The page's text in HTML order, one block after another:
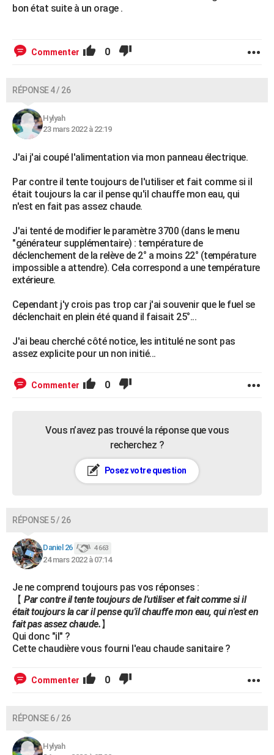
bon état suite à un orage .
Commenter 0
RÉPONSE 4 / 26
Hylyah
23 mars 2022 à 22:19
J'ai j'ai coupé l'alimentation via mon panneau électrique.
Par contre il tente toujours de l'utiliser et fait comme si il
était toujours la car il pense qu'il chauffe mon eau, qui
n'est en fait pas assez chaude.
J'ai tenté de modifier le paramètre 3700 (dans le menu
"générateur supplémentaire) : température de
déclenchement de la relève de 2° a moins 22° (température
impossible a attendre). Cela correspond a une température
extérieure.
Cependant j'y crois pas trop car j'ai souvenir que le fuel se
déclenchait en plein été quand il faisait 25°...
J'ai beau cherché côté notice, les intitulé ne sont pas
assez explicite pour un non initié...
Commenter 0
Vous n’avez pas trouvé la réponse que vous
recherchez ?
Posez votre question
RÉPONSE 5 / 26
Daniel 26 4 663
24 mars 2022 à 07:14
Je ne comprend toujours pas vos réponses :
【 Par contre il tente toujours de l'utiliser et fait comme si il
était toujours la car il pense qu'il chauffe mon eau, qui n'est en
fait pas assez chaude.】
Qui donc "il" ?
Cette chaudière vous fourni l'eau chaude sanitaire ?
Commenter 0
RÉPONSE 6 / 26
Hylyah